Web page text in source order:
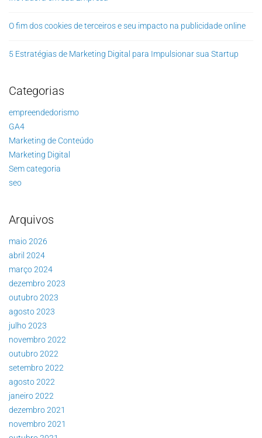
O fim dos cookies de terceiros e seu impacto na publicidade online
5 Estratégias de Marketing Digital para Impulsionar sua Startup
Categorias
empreendedorismo
GA4
Marketing de Conteúdo
Marketing Digital
Sem categoria
seo
Arquivos
maio 2026
abril 2024
março 2024
dezembro 2023
outubro 2023
agosto 2023
julho 2023
novembro 2022
outubro 2022
setembro 2022
agosto 2022
janeiro 2022
dezembro 2021
novembro 2021